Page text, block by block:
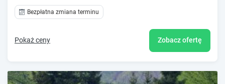
Bezpłatna zmiana terminu
Pokaż ceny Zobacz ofertę